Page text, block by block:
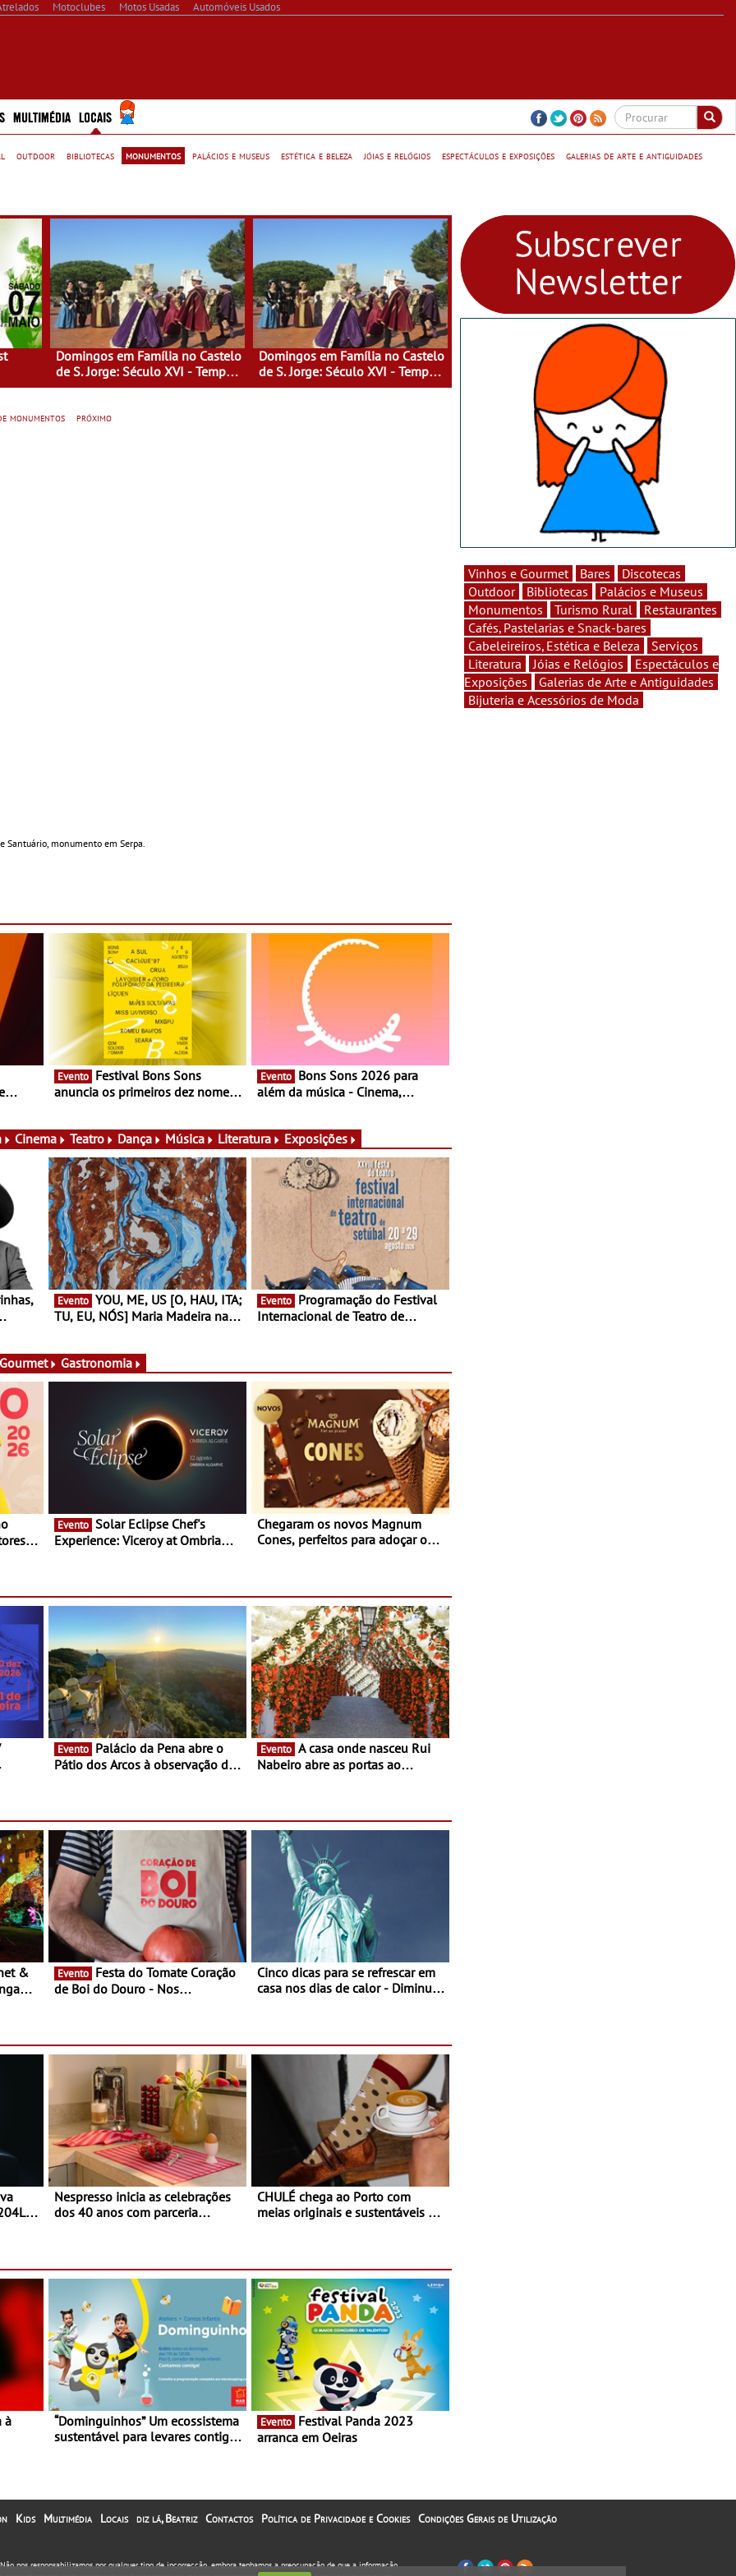
Motoclubes Motos Usadas Automóveis Usados
MULTIMÉDIA LOCAIS
outdoor bibliotecas monumentos palácios e museus estética e beleza jóias e relógios espectáculos e exposições
galerias de arte e antiguidades
Domingos em Família no Castelo
de S. Jorge: Século XVI - Tempo
de Mulheres - Mulheres do Seu
Domingos em Família no Castelo
de S. Jorge: Século XVI - Tempo
de Mulheres - Mulheres do Seu
monumentos próximo
Santuário, monumento em Serpa.
Evento
anuncia os primeiros dez nomes
Evento
além da música - Cinema,
muito mais
Cinema Teatro Dança Música Literatura Exposições
Evento
TU, EU, NÓS] Maria Madeira na
Evento
Internacional de Teatro de
Gastronomia
Evento
Experience: Viceroy at Ombria
Chegaram os novos Magnum
Cones, perfeitos para adoçar o
Evento
Pátio dos Arcos à observação do
Evento
Nabeiro abre as portas ao
Evento
de Boi do Douro - Nos
Cinco dicas para se refrescar em
casa nos dias de calor - Diminuir
Nespresso inicia as celebrações
dos 40 anos com parceria
Torres Novas
CHULÉ chega ao Porto com
meias originais e sustentáveis - A
à
“Dominguinhos” Um ecossistema
sustentável para levares contigo
Evento
arranca em Oeiras
Vinhos e Gourmet Bares
Discotecas
Outdoor
Bibliotecas
Palácios e Museus
Monumentos
Turismo Rural
Restaurantes
Cafés, Pastelarias e Snack-bares
Cabeleireiros, Estética e Beleza
Serviços
Literatura
Jóias e Relógios
Espectáculos e
Exposições
Galerias de Arte e Antiguidades
Bijuteria e Acessórios de Moda
Kids Multimédia Locais diz lá, Beatriz Contactos Política de Privacidade e Cookies Condições Gerais de Utilização
nos responsabilizamos por qualquer tipo de incorrecção, embora tenhamos a preocupação de que a informação